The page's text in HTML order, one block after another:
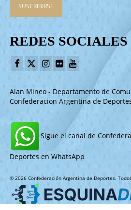
REDES SOCIALES
Alan Mineo - Departamento de
Confederacion Argentina de
Sigue el canal de
Deportes en WhatsApp
© 2026 Confederación Argentina de Deportes.